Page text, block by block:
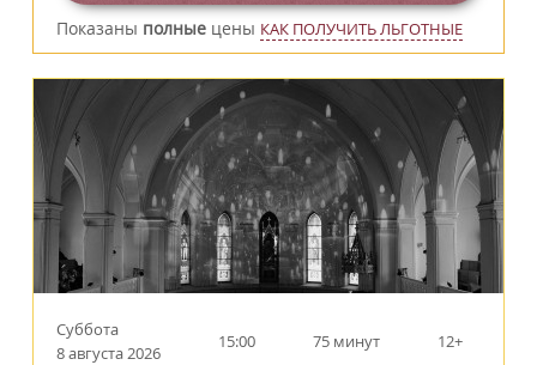
Показаны полные цены КАК ПОЛУЧИТЬ ЛЬГОТНЫЕ
Суббота
8 августа 2026
15:00 75 минут 12+